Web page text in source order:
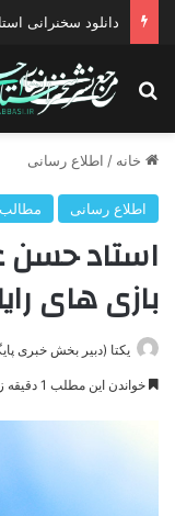
جستجو برای
خانه / اطلاع رسانی
اطلاع رسانی
استاد حسن
بازی های
یکتا (دبیر بخش خبری
خواندن این مطلب 1 دقیقه زمان میبرد